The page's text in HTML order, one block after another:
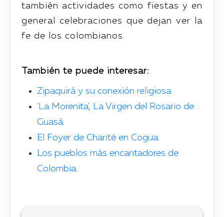
también actividades como fiestas y en
general celebraciones que dejan ver la
fe de los colombianos.
También te puede interesar:
Zipaquirá y su conexión religiosa.
'La Morenita', La Virgen del Rosario de
Guasá.
El Foyer de Charité en Cogua.
Los pueblos más encantadores de
Colombia.